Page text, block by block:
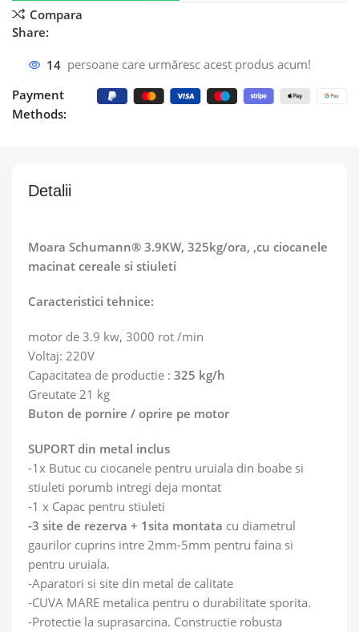
Compara
Share:
14 persoane care urmăresc acest produs acum!
Payment
Methods:
Detalii
Moara Schumann® 3.9KW, 325kg/ora, ,cu ciocanele
macinat cereale si stiuleti
Caracteristici tehnice:
motor de 3.9 kw, 3000 rot /min
Voltaj: 220V
Capacitatea de productie : 325 kg/h
Greutate 21 kg
Buton de pornire / oprire pe motor
SUPORT din metal inclus
-1x Butuc cu ciocanele pentru uruiala din boabe si
stiuleti porumb intregi deja montat
-1 x Capac pentru stiuleti
-3 site de rezerva + 1sita montata cu diametrul
gaurilor cuprins intre 2mm-5mm pentru faina si
pentru uruiala.
-Aparatori si site din metal de calitate
-CUVA MARE metalica pentru o durabilitate sporita.
-Protectie la suprasarcina. Constructie robusta